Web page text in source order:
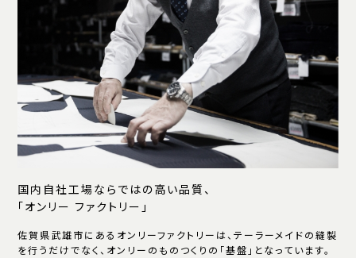
国内自社工場ならではの高い品質、
「オンリー ファクトリー」
佐賀県武雄市にあるオンリーファクトリーは、テーラーメイドの縫製
を行うだけでなく、オンリーのものつくりの「基盤」となっています。